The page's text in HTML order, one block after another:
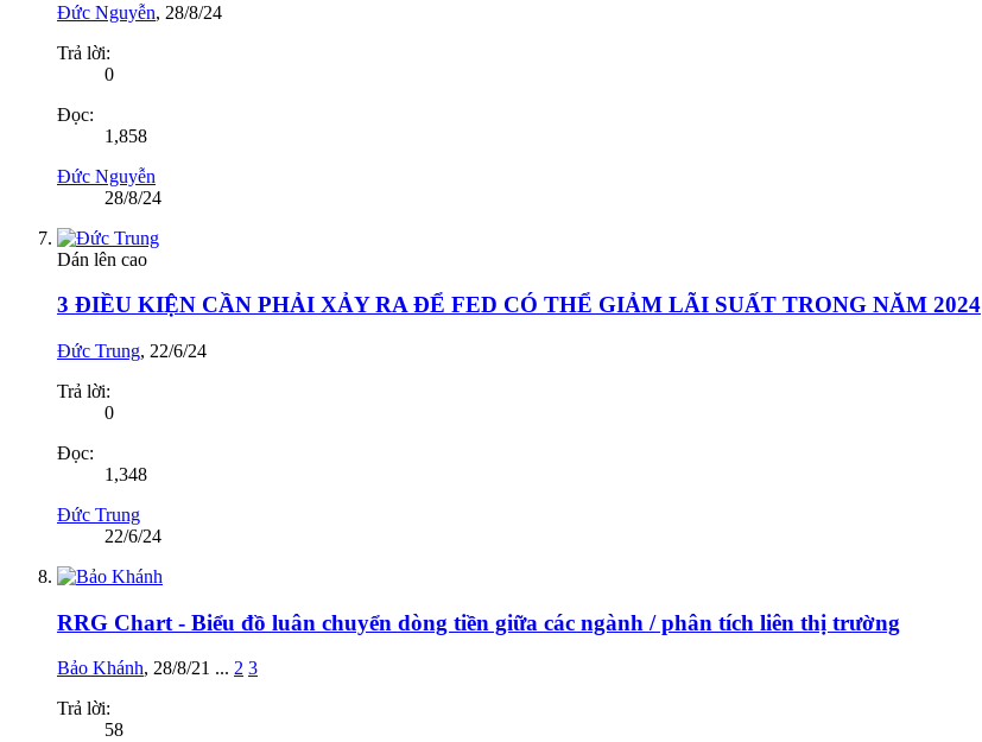
Đức Nguyễn, 28/8/24
Trả lời:
0
Đọc:
1,858
Đức Nguyễn
28/8/24
Dán lên cao
3 ĐIỀU KIỆN CẦN PHẢI XẢY RA ĐỂ FED CÓ THỂ GIẢM LÃI SUẤT TRONG NĂM 2024
Đức Trung, 22/6/24
Trả lời:
0
Đọc:
1,348
Đức Trung
22/6/24
RRG Chart - Biểu đồ luân chuyển dòng tiền giữa các ngành / phân tích liên thị trường
Bảo Khánh, 28/8/21 ... 2 3
Trả lời:
58